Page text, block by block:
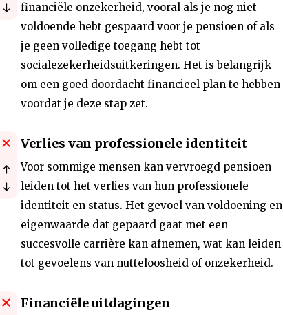
financiële onzekerheid, vooral als je nog niet
voldoende hebt gespaard voor je pensioen of als
je geen volledige toegang hebt tot
socialezekerheidsuitkeringen. Het is belangrijk
om een goed doordacht financieel plan te hebben
voordat je deze stap zet.
Verlies van professionele identiteit
Voor sommige mensen kan vervroegd pensioen
leiden tot het verlies van hun professionele
identiteit en status. Het gevoel van voldoening en
eigenwaarde dat gepaard gaat met een
succesvolle carrière kan afnemen, wat kan leiden
tot gevoelens van nutteloosheid of onzekerheid.
Financiële uitdagingen